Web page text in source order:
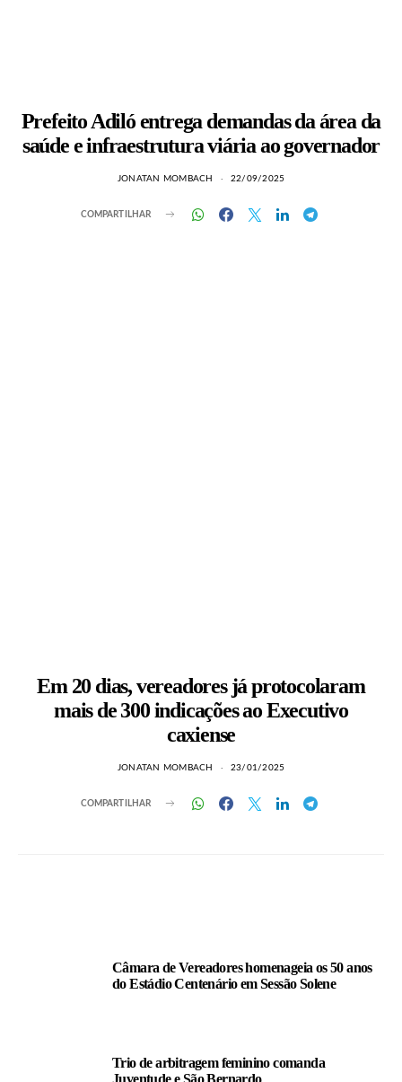
Prefeito Adiló entrega demandas da área da
saúde e infraestrutura viária ao governador
JONATAN MOMBACH 22/09/2025
COMPARTILHAR
Em 20 dias, vereadores já protocolaram
mais de 300 indicações ao Executivo
caxiense
JONATAN MOMBACH 23/01/2025
COMPARTILHAR
Câmara de Vereadores homenageia os 50 anos
do Estádio Centenário em Sessão Solene
Trio de arbitragem feminino comanda
Juventude e São Bernardo